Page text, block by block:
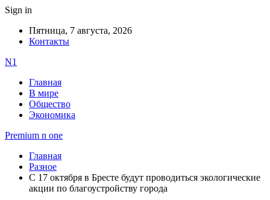
Sign in
Пятница, 7 августа, 2026
Контакты
N1
Главная
В мире
Общество
Экономика
Premium n one
Главная
Разное
С 17 октября в Бресте будут проводиться экологические
акции по благоустройству города